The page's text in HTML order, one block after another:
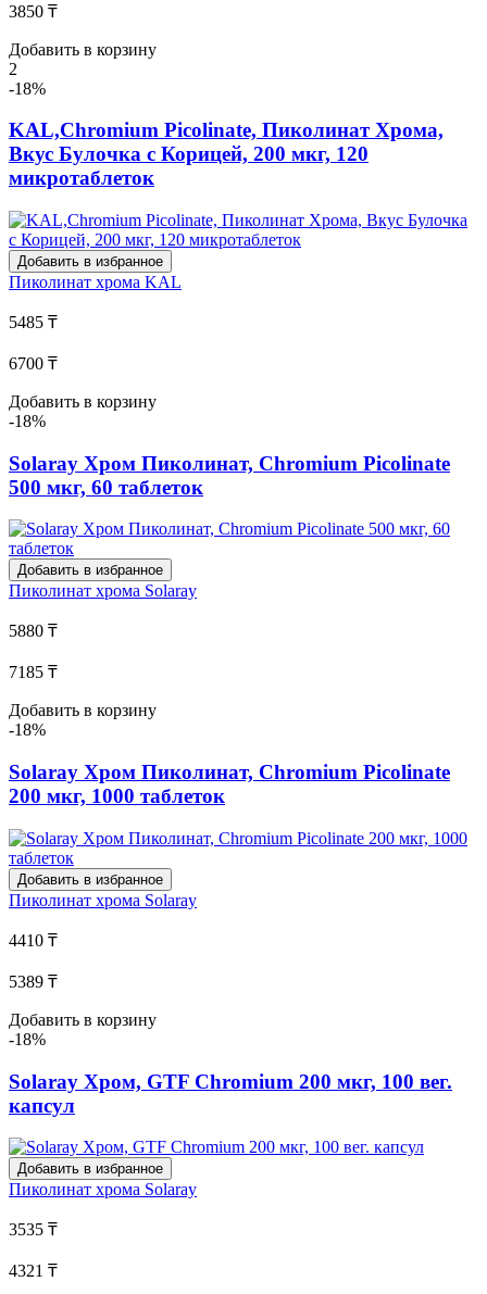
3850 ₸
Добавить в корзину
2
-18%
KAL,Chromium Picolinate, Пиколинат Хрома,
Вкус Булочка с Корицей, 200 мкг, 120
микротаблеток
Добавить в избранное
Пиколинат хрома KAL
5485 ₸
6700 ₸
Добавить в корзину
-18%
Solaray Хром Пиколинат, Chromium Picolinate
500 мкг, 60 таблеток
Добавить в избранное
Пиколинат хрома Solaray
5880 ₸
7185 ₸
Добавить в корзину
-18%
Solaray Хром Пиколинат, Chromium Picolinate
200 мкг, 1000 таблеток
Добавить в избранное
Пиколинат хрома Solaray
4410 ₸
5389 ₸
Добавить в корзину
-18%
Solaray Хром, GTF Chromium 200 мкг, 100 вег.
капсул
Добавить в избранное
Пиколинат хрома Solaray
3535 ₸
4321 ₸